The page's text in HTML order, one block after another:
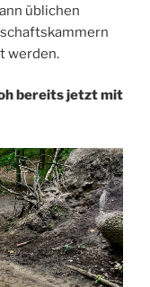
üblichen
werden.
bereits jetzt mit